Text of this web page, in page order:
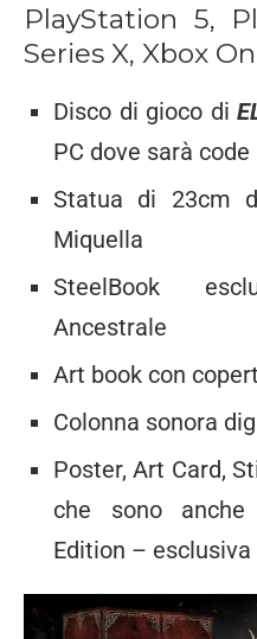
PlayStation 5,
Series X, Xbox
Disco di gioco di
PC dove sarà code
Statua di 23cm
Miquella
SteelBook
Ancestrale
Art book con
Colonna sonora
Poster, Art Card,
che sono
Edition – esclusiva